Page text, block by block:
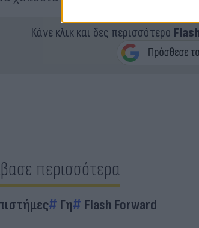
Κάνε κλικ και δες περισσότερο
περισσότερα
Γη Flash Forward